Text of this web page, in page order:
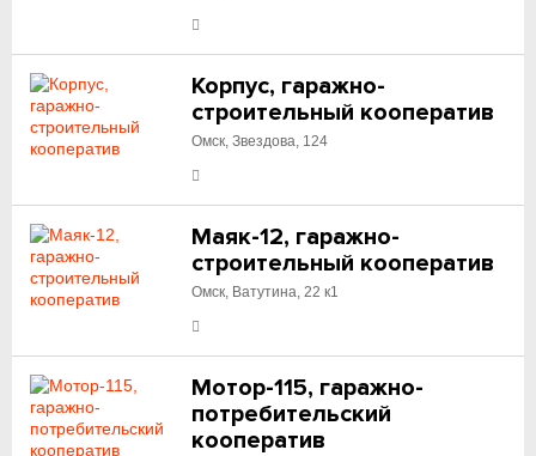
Корпус, гаражно-
строительный кооператив
Омск, Звездова, 124
Маяк-12, гаражно-
строительный кооператив
Омск, Ватутина, 22 к1
Мотор-115, гаражно-
потребительский
кооператив